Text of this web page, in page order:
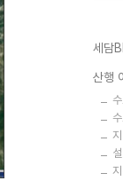
세담
산행